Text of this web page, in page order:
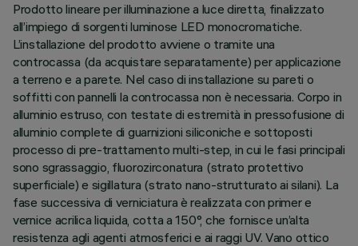
Prodotto lineare per illuminazione a luce diretta, finalizzato
all’impiego di sorgenti luminose LED monocromatiche.
L’installazione del prodotto avviene o tramite una
controcassa (da acquistare separatamente) per applicazione
a terreno e a parete. Nel caso di installazione su pareti o
soffitti con pannelli la controcassa non è necessaria. Corpo in
alluminio estruso, con testate di estremità in pressofusione di
alluminio complete di guarnizioni siliconiche e sottoposti
processo di pre-trattamento multi-step, in cui le fasi principali
sono sgrassaggio, fluorozirconatura (strato protettivo
superficiale) e sigillatura (strato nano-strutturato ai silani). La
fase successiva di verniciatura è realizzata con primer e
vernice acrilica liquida, cotta a 150°, che fornisce un’alta
resistenza agli agenti atmosferici e ai raggi UV. Vano ottico